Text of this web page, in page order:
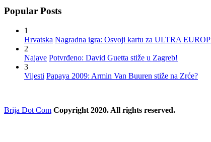
Popular Posts
1
Hrvatska Nagradna igra: Osvoji kartu za ULTRA
2
Najave Potvrđeno: David Guetta stiže u Zagreb!
3
Vijesti Papaya 2009: Armin Van Buuren stiže na Zrće?
Brija Dot Com Copyright 2020. All rights reserved.